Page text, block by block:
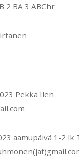
BA 3 ABChr
Pekka Ilen
aamupäivä 1-2 lk